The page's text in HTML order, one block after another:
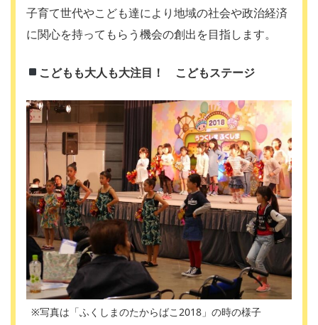
子育て世代やこども達により地域の社会や政治経済
に関心を持ってもらう機会の創出を目指します。
こどもも大人も大注目！ こどもステージ
※写真は「ふくしまのたからばこ2018」の時の様子